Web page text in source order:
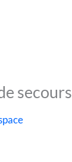
secours